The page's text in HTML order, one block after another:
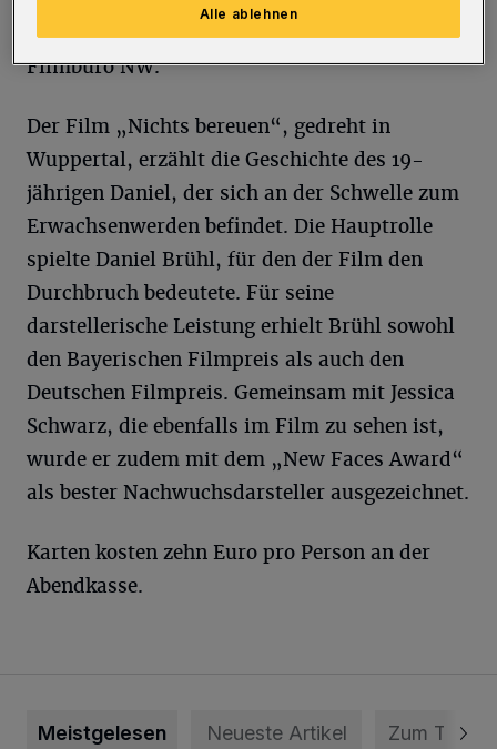
übernimmt Kim Münster vom Vorstand des
Filmbüro NW.
Der Film „Nichts bereuen“, gedreht in
Wuppertal, erzählt die Geschichte des 19-
jährigen Daniel, der sich an der Schwelle zum
Erwachsenwerden befindet. Die Hauptrolle
spielte Daniel Brühl, für den der Film den
Durchbruch bedeutete. Für seine
darstellerische Leistung erhielt Brühl sowohl
den Bayerischen Filmpreis als auch den
Deutschen Filmpreis. Gemeinsam mit Jessica
Schwarz, die ebenfalls im Film zu sehen ist,
wurde er zudem mit dem „New Faces Award“
als bester Nachwuchsdarsteller ausgezeichnet.
Karten kosten zehn Euro pro Person an der
Abendkasse.
Meistgelesen Neueste Artikel Zum Thema
Alle ablehnen